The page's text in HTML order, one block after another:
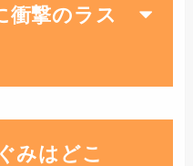
衝撃のラス
みはどこ